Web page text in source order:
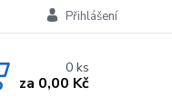
Přihlášení
0ks
za 0,00 Kč